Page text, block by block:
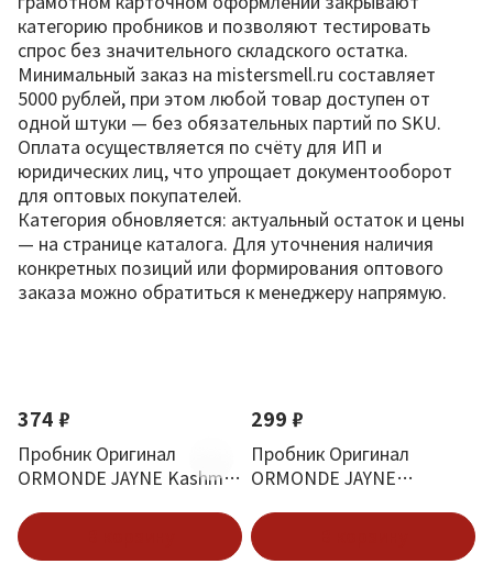
категорию пробников и позволяют тестировать
спрос без значительного складского остатка.
Минимальный заказ на mistersmell.ru составляет
5000 рублей, при этом любой товар доступен от
одной штуки — без обязательных партий по SKU.
Оплата осуществляется по счёту для ИП и
юридических лиц, что упрощает документооборот
для оптовых покупателей.
Категория обновляется: актуальный остаток и цены
— на странице каталога. Для уточнения наличия
конкретных позиций или формирования оптового
заказа можно обратиться к менеджеру напрямую.
374 ₽
Пробник Оригинал
ORMONDE JAYNE Kashmir
299 ₽
Пробник Оригинал
ORMONDE JAYNE